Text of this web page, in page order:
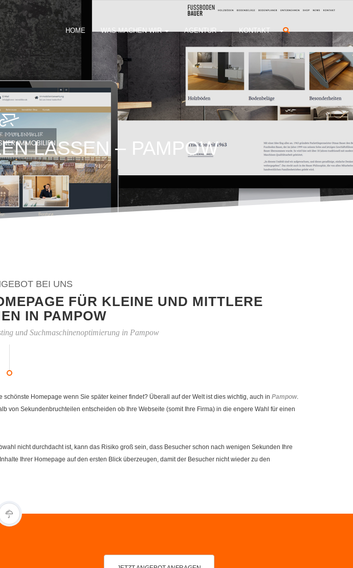
HOME WAS MACHEN WIR AGENTUR KONTAKT
LASSEN – PAMPOW
BEI UNS
FÜR KLEINE UND MITTLERE
IN PAMPOW
und Suchmaschinenoptimierung in Pampow
Homepage wenn Sie später keiner findet? Überall auf der Welt ist dies wichtig, auch in Pampow.
von Sekundenbruchteilen entscheiden ob Ihre Webseite (somit Ihre Firma) in die engere Wahl für einen
nicht durchdacht ist, kann das Risiko groß sein, dass Besucher schon nach wenigen Sekunden Ihre
Ihrer Homepage auf den ersten Blick überzeugen, damit der Besucher nicht wieder zu den